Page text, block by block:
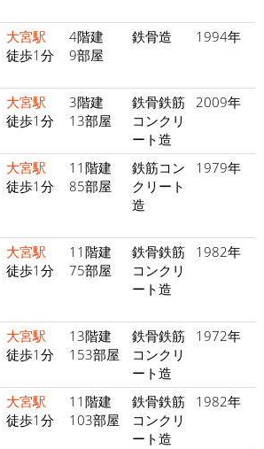
大宮駅
徒歩1分
4階建
9部屋
鉄骨造 1994年
大宮駅
徒歩1分
3階建
13部屋
鉄骨鉄筋
コンクリ
ート造
2009年
大宮駅
徒歩1分
11階建
85部屋
鉄筋コン
クリート
造
1979年
大宮駅
徒歩1分
11階建
75部屋
鉄骨鉄筋
コンクリ
ート造
1982年
大宮駅
徒歩1分
13階建
153部屋
鉄骨鉄筋
コンクリ
ート造
1972年
大宮駅
徒歩1分
11階建
103部屋
鉄骨鉄筋
コンクリ
ート造
1982年